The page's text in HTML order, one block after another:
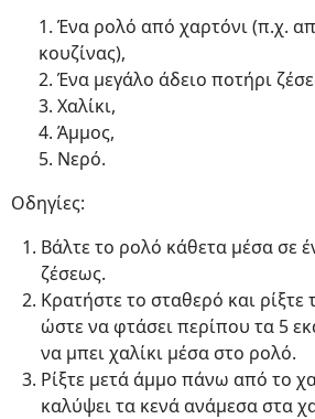
1. Ένα ρολό από χαρτόνι (π.χ.
κουζίνας),
2. Ένα μεγάλο άδειο ποτήρι
3. Χαλίκι,
4. Άμμος,
5. Νερό.
Οδηγίες:
Βάλτε το ρολό κάθετα μέσα σε
ζέσεως.
Κρατήστε το σταθερό και ρίξτε
ώστε να φτάσει περίπου τα 5
να μπει χαλίκι μέσα στο ρολό.
Ρίξτε μετά άμμο πάνω από το
καλύψει τα κενά ανάμεσα στα